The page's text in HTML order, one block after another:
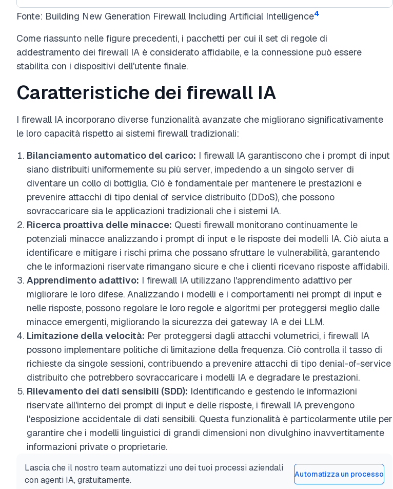
Fonte: Building New Generation Firewall Including Artificial Intelligence4
Come riassunto nelle figure precedenti, i pacchetti per cui il set di regole di
addestramento dei firewall IA è considerato affidabile, e la connessione può essere
stabilita con i dispositivi dell'utente finale.
Caratteristiche dei firewall IA
I firewall IA incorporano diverse funzionalità avanzate che migliorano significativamente
le loro capacità rispetto ai sistemi firewall tradizionali:
Bilanciamento automatico del carico: I firewall IA garantiscono che i prompt di input
siano distribuiti uniformemente su più server, impedendo a un singolo server di
diventare un collo di bottiglia. Ciò è fondamentale per mantenere le prestazioni e
prevenire attacchi di tipo denial of service distribuito (DDoS), che possono
sovraccaricare sia le applicazioni tradizionali che i sistemi IA.
Ricerca proattiva delle minacce: Questi firewall monitorano continuamente le
potenziali minacce analizzando i prompt di input e le risposte dei modelli IA. Ciò aiuta a
identificare e mitigare i rischi prima che possano sfruttare le vulnerabilità, garantendo
che le informazioni riservate rimangano sicure e che i clienti ricevano risposte affidabili.
Apprendimento adattivo: I firewall IA utilizzano l'apprendimento adattivo per
migliorare le loro difese. Analizzando i modelli e i comportamenti nei prompt di input e
nelle risposte, possono regolare le loro regole e algoritmi per proteggersi meglio dalle
minacce emergenti, migliorando la sicurezza dei gateway IA e dei LLM.
Limitazione della velocità: Per proteggersi dagli attacchi volumetrici, i firewall IA
possono implementare politiche di limitazione della frequenza. Ciò controlla il tasso di
richieste da singole sessioni, contribuendo a prevenire attacchi di tipo denial-of-service
distribuito che potrebbero sovraccaricare i modelli IA e degradare le prestazioni.
Rilevamento dei dati sensibili (SDD): Identificando e gestendo le informazioni
riservate all'interno dei prompt di input e delle risposte, i firewall IA prevengono
l'esposizione accidentale di dati sensibili. Questa funzionalità è particolarmente utile per
garantire che i modelli linguistici di grandi dimensioni non divulghino inavvertitamente
informazioni private o proprietarie.
Lascia che il nostro team automatizzi uno dei tuoi processi aziendali
con agenti IA, gratuitamente.
Automatizza un processo